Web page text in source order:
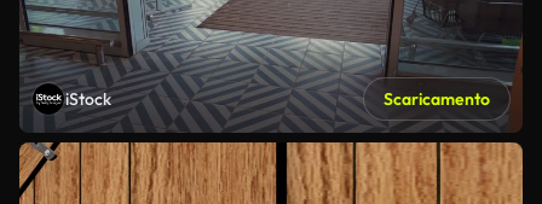
iStock Scaricamento